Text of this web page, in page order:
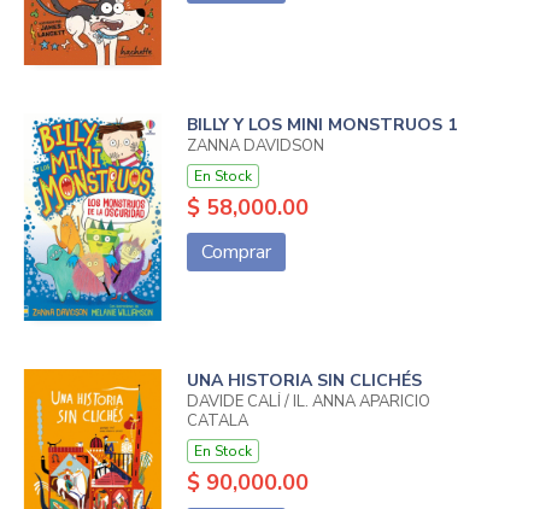
BILLY Y LOS MINI MONSTRUOS 1
ZANNA DAVIDSON
En Stock
$ 58,000.00
Comprar
UNA HISTORIA SIN CLICHÉS
DAVIDE CALÍ / IL. ANNA APARICIO
CATALA
En Stock
$ 90,000.00